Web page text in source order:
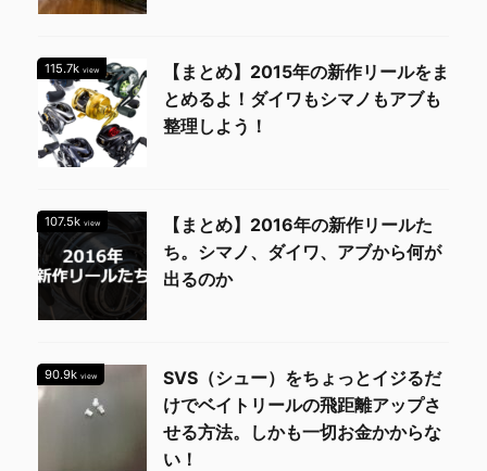
115.7k view
【まとめ】2015年の新作リールをま
とめるよ！ダイワもシマノもアブも
整理しよう！
107.5k view
【まとめ】2016年の新作リールた
ち。シマノ、ダイワ、アブから何が
出るのか
90.9k view
SVS（シュー）をちょっとイジるだ
けでベイトリールの飛距離アップさ
せる方法。しかも一切お金かからな
い！